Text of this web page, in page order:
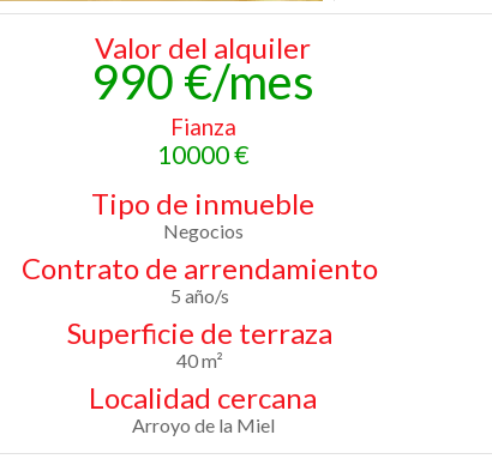
Valor del alquiler
990 €/mes
Fianza
10000 €
Tipo de inmueble
Negocios
Contrato de arrendamiento
5 año/s
Superficie de terraza
40 m²
Localidad cercana
Arroyo de la Miel